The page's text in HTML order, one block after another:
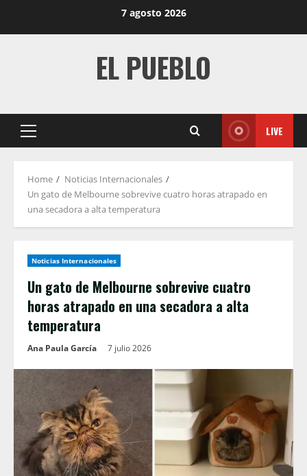
7 agosto 2026
EL PUEBLO
Primary
LIVE
Home
Noticias Internacionales
Un gato de Melbourne sobrevive cuatro horas atrapado en
una secadora a alta temperatura
Noticias Internacionales
Un gato de Melbourne sobrevive cuatro
horas atrapado en una secadora a alta
temperatura
Ana Paula García 7 julio 2026